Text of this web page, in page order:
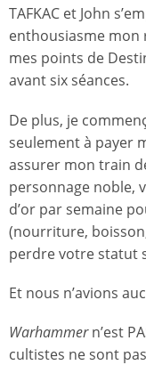
TAFKAC et John
enthousiasme mon
mes points de
avant six séances.
De plus, je
seulement à payer
assurer mon train
personnage noble,
d’or par semaine
(nourriture,
perdre votre statut
Et nous n’avions
Warhammern’est
cultistes ne sont